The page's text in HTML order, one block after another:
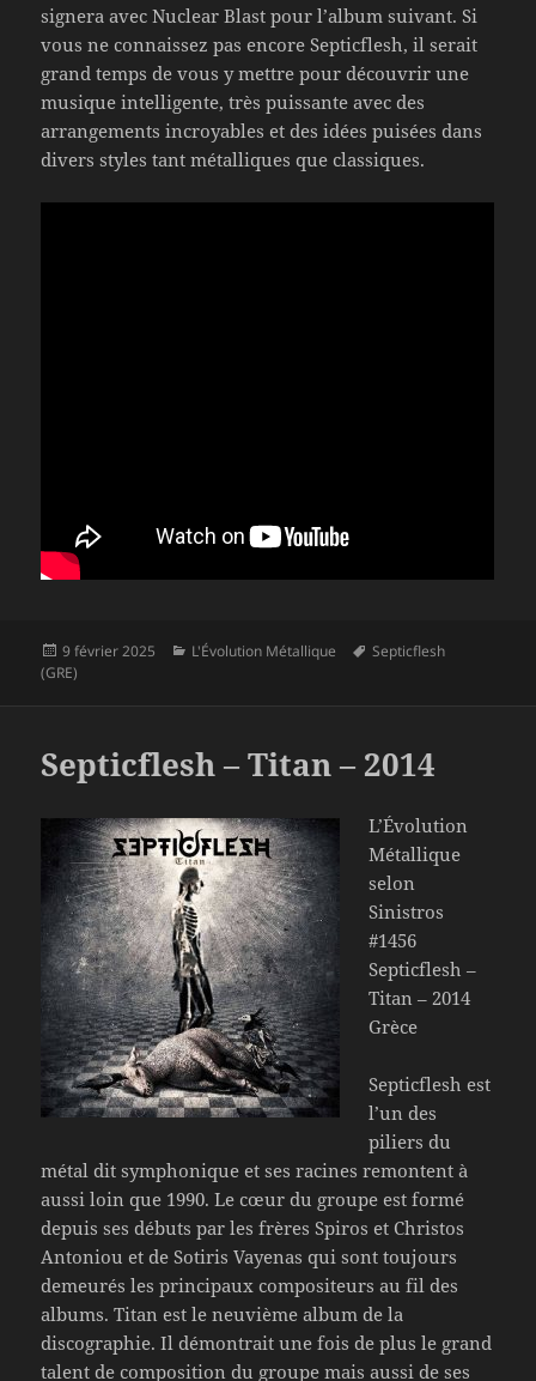
signera avec Nuclear Blast pour l’album suivant. Si
vous ne connaissez pas encore Septicflesh, il serait
grand temps de vous y mettre pour découvrir une
musique intelligente, très puissante avec des
arrangements incroyables et des idées puisées dans
divers styles tant métalliques que classiques.
Publié
le
9 février 2025 Catégories
L'Évolution Métallique
Mots-
Septicflesh
(GRE)
Septicflesh – Titan – 2014
L’Évolution
Métallique
selon
Sinistros
#1456
Septicflesh –
Titan – 2014
Grèce
Septicflesh est
l’un des
piliers du
métal dit symphonique et ses racines remontent à
aussi loin que 1990. Le cœur du groupe est formé
depuis ses débuts par les frères Spiros et Christos
Antoniou et de Sotiris Vayenas qui sont toujours
demeurés les principaux compositeurs au fil des
albums. Titan est le neuvième album de la
discographie. Il démontrait une fois de plus le grand
talent de composition du groupe mais aussi de ses